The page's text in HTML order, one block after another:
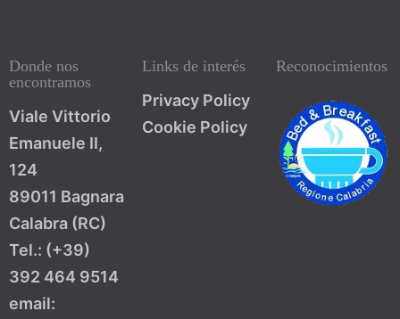
Donde nos
encontramos
Viale Vittorio
Emanuele II,
124
89011 Bagnara
Calabra (RC)
Tel.: (+39)
392 464 9514
email:
Links de interés
Privacy Policy
Cookie Policy
Reconocimientos